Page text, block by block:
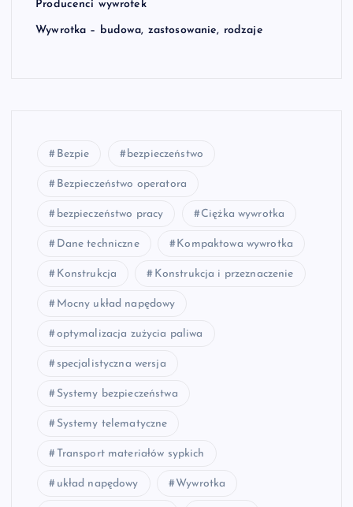
Producenci wywrotek
Wywrotka – budowa, zastosowanie, rodzaje
Bezpie bezpieczeństwo
Bezpieczeństwo operatora
bezpieczeństwo pracy Ciężka wywrotka
Dane techniczne Kompaktowa wywrotka
Konstrukcja Konstrukcja i przeznaczenie
Mocny układ napędowy
optymalizacja zużycia paliwa
specjalistyczna wersja
Systemy bezpieczeństwa
Systemy telematyczne
Transport materiałów sypkich
układ napędowy Wywrotka